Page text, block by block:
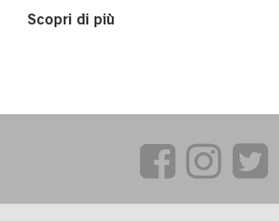
Scopri di più